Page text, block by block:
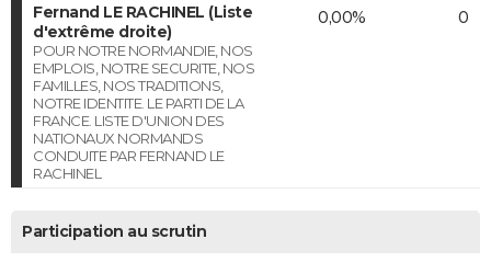
Fernand LE RACHINEL (Liste
d'extrême droite)
POUR NOTRE NORMANDIE, NOS
EMPLOIS, NOTRE SECURITE, NOS
FAMILLES, NOS TRADITIONS,
NOTRE IDENTITE. LE PARTI DE LA
FRANCE. LISTE D'UNION DES
NATIONAUX NORMANDS
CONDUITE PAR FERNAND LE
RACHINEL
0,00% 0
Participation au scrutin